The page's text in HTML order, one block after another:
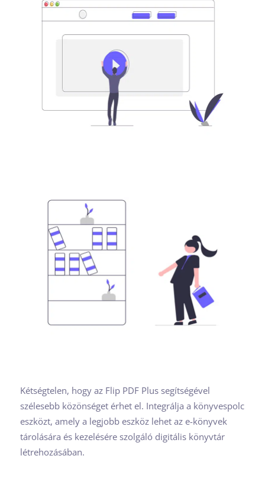
Kétségtelen, hogy az Flip PDF Plus segítségével
szélesebb közönséget érhet el. Integrálja a könyvespolc
eszközt, amely a legjobb eszköz lehet az e-könyvek
tárolására és kezelésére szolgáló digitális könyvtár
létrehozásában.